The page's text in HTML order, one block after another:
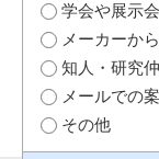
学会や展示
メーカーか
知人・研究
メールでの
その他